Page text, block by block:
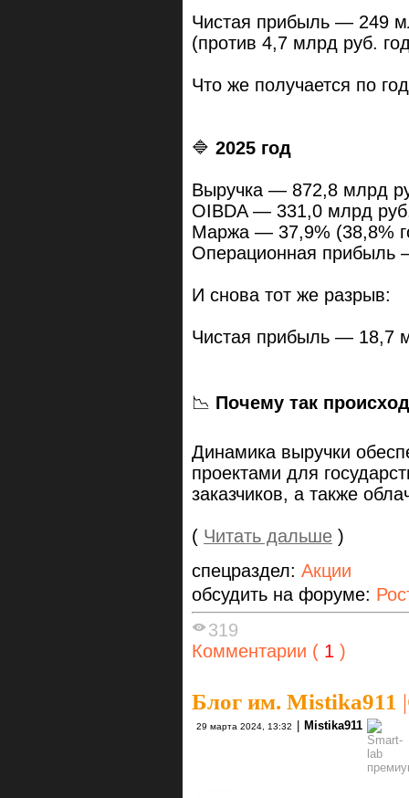
Чистая прибыль — 249
(против 4,7 млрд руб.
Что же получается по
🔷️ 2025 год
Выручка — 872,8 млрд
OIBDA — 331,0 млрд
Маржа — 37,9% (38,8%
Операционная прибыль
И снова тот же разрыв:
Чистая прибыль — 18,7
📉 Почему так
Динамика выручки
проектами для
заказчиков, а также
( Читать дальше )
спецраздел: Акции
обсудить на форуме:
319
Комментарии ( 1 )
Блог им. Mistika911 |
29 марта 2024, 13:32 | Mistika911